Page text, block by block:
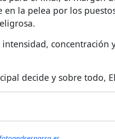
en la pelea por los
decide y sobre todo,